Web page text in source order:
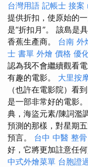
台灣用語 記帳士 接案
提供折扣，使原始的
是“折扣月”。 該島是
香蕉生產商。 台南 外
士 書單 外燴 價格 優
認為我不會繼續觀看
有趣的電影。 大里按
（也許在電影院）看
是一部非常好的電影。
典，海盜元素/陳詞濫
預測的那樣，對星期
預言。 台中 中醫 整骨
好，它將更加註意任
中式外燴菜單 台胞證